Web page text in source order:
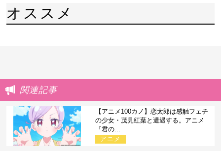
オススメ
関連記事
【アニメ100カノ】恋太郎は感触フェチ
の少女・茂見紅葉と遭遇する。アニメ
『君の...
アニメ